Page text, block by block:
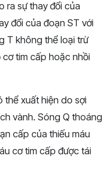
ra sự thay đổi của
đổi của đoạn ST với
T không thể loại trừ
tim cấp hoặc nhồi
thể xuất hiện do sợi
vành. Sóng Q thoáng
cấp của thiếu máu
cơ tim cấp được tái